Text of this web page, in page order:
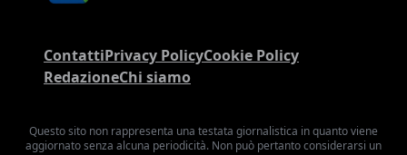
ContattiPrivacy PolicyCookie Policy
RedazioneChi siamo
Questo sito non rappresenta una testata giornalistica in quanto viene
aggiornato senza alcuna periodicità. Non può pertanto considerarsi un